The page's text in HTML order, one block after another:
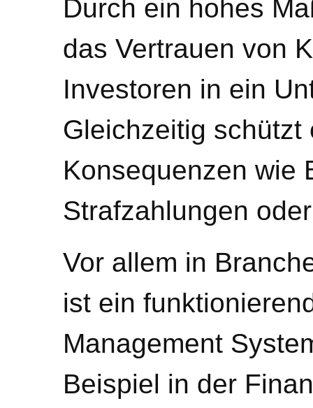
Durch ein hohes
das Vertrauen von
Investoren in ein
Gleichzeitig
Konsequenzen wie
Strafzahlungen
Vor allem in
ist ein
Management
Beispiel in der